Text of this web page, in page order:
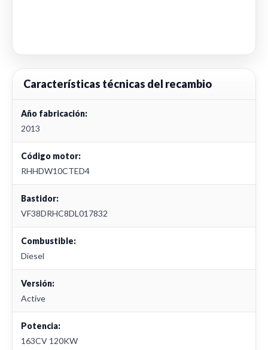
Características técnicas del recambio
Año fabricación:
2013
Código motor:
RHHDW10CTED4
Bastidor:
VF38DRHC8DL017832
Combustible:
Diesel
Versión:
Active
Potencia:
163CV 120KW